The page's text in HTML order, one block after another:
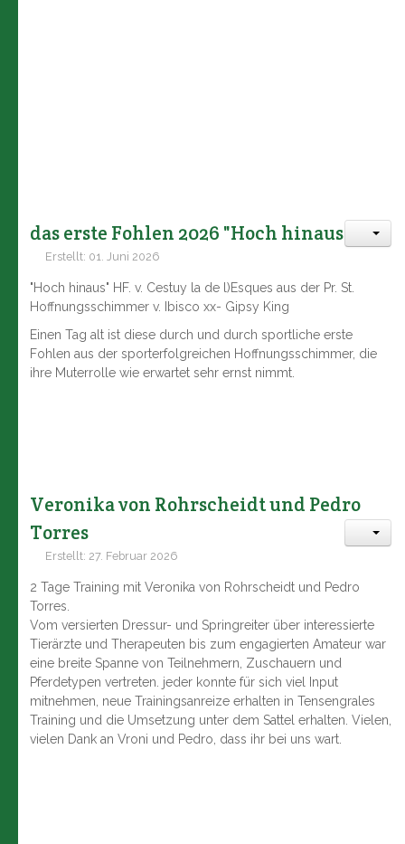
das erste Fohlen 2026 "Hoch hinaus"
Erstellt: 01. Juni 2026
"Hoch hinaus" HF. v. Cestuy la de l)Esques aus der Pr. St.
Hoffnungsschimmer v. Ibisco xx- Gipsy King
Einen Tag alt ist diese durch und durch sportliche erste
Fohlen aus der sporterfolgreichen Hoffnungsschimmer, die
ihre Muterrolle wie erwartet sehr ernst nimmt.
Veronika von Rohrscheidt und Pedro
Torres
Erstellt: 27. Februar 2026
2 Tage Training mit Veronika von Rohrscheidt und Pedro
Torres.
Vom versierten Dressur- und Springreiter über interessierte
Tierärzte und Therapeuten bis zum engagierten Amateur war
eine breite Spanne von Teilnehmern, Zuschauern und
Pferdetypen vertreten. jeder konnte für sich viel Input
mitnehmen, neue Trainingsanreize erhalten in Tensengrales
Training und die Umsetzung unter dem Sattel erhalten. Vielen,
vielen Dank an Vroni und Pedro, dass ihr bei uns wart.